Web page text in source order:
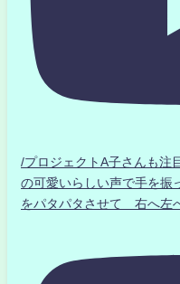
/プロジェクトA子さんも
の可愛いらしい声で手を
をパタパタさせて 右へ左